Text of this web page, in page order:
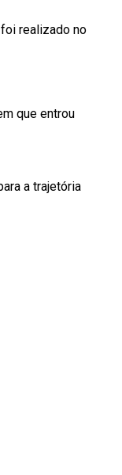
realizado no
que entrou
a trajetória